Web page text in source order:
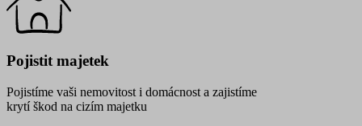
Pojistit majetek
Pojistíme vaši nemovitost i domácnost a zajistíme
krytí škod na cizím majetku